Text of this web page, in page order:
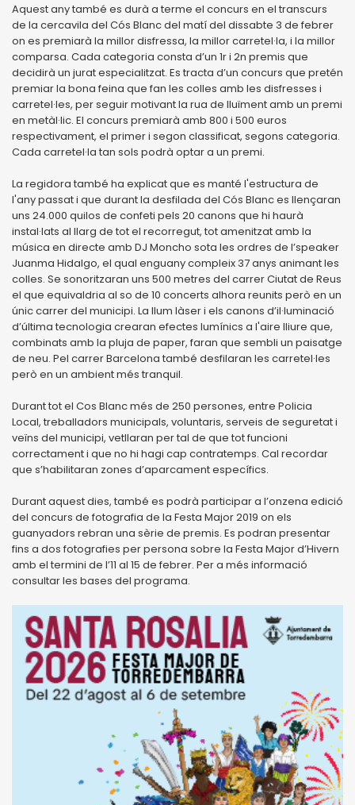
Aquest any també es durà a terme el concurs en el transcurs
de la cercavila del Cós Blanc del matí del dissabte 3 de febrer
on es premiarà la millor disfressa, la millor carretel·la, i la millor
comparsa. Cada categoria consta d’un 1r i 2n premis que
decidirà un jurat especialitzat. Es tracta d’un concurs que pretén
premiar la bona feina que fan les colles amb les disfresses i
carretel·les, per seguir motivant la rua de lluïment amb un premi
en metàl·lic. El concurs premiarà amb 800 i 500 euros
respectivament, el primer i segon classificat, segons categoria.
Cada carretel·la tan sols podrà optar a un premi.
La regidora també ha explicat que es manté l'estructura de
l'any passat i que durant la desfilada del Cós Blanc es llençaran
uns 24.000 quilos de confeti pels 20 canons que hi haurà
instal·lats al llarg de tot el recorregut, tot amenitzat amb la
música en directe amb DJ Moncho sota les ordres de l’speaker
Juanma Hidalgo, el qual enguany compleix 37 anys animant les
colles. Se sonoritzaran uns 500 metres del carrer Ciutat de Reus
el que equivaldria al so de 10 concerts alhora reunits però en un
únic carrer del municipi. La llum làser i els canons d’il·luminació
d’última tecnologia crearan efectes lumínics a l'aire lliure que,
combinats amb la pluja de paper, faran que sembli un paisatge
de neu. Pel carrer Barcelona també desfilaran les carretel·les
però en un ambient més tranquil.
Durant tot el Cos Blanc més de 250 persones, entre Policia
Local, treballadors municipals, voluntaris, serveis de seguretat i
veïns del municipi, vetllaran per tal de que tot funcioni
correctament i que no hi hagi cap contratemps. Cal recordar
que s’habilitaran zones d’aparcament específics.
Durant aquest dies, també es podrà participar a l’onzena edició
del concurs de fotografia de la Festa Major 2019 on els
guanyadors rebran una sèrie de premis. Es podran presentar
fins a dos fotografies per persona sobre la Festa Major d’Hivern
amb el termini de l’11 al 15 de febrer. Per a més informació
consultar les bases del programa.